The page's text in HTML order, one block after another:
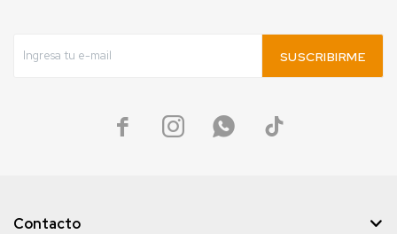
SUSCRIBIRME
   
Contacto